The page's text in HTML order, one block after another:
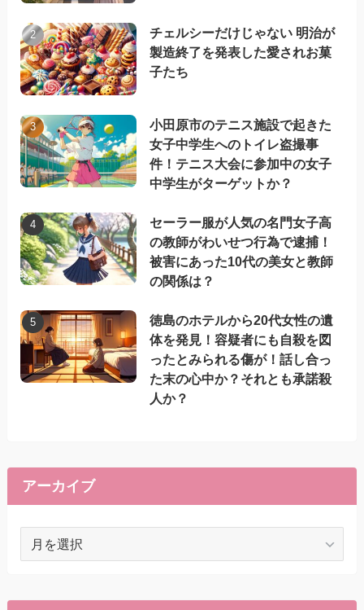
チェルシーだけじゃない 明治が
製造終了を発表した愛されお菓
子たち
小田原市のテニス施設で起きた
女子中学生へのトイレ盗撮事
件！テニス大会に参加中の女子
中学生がターゲットか？
セーラー服が人気の名門女子高
の教師がわいせつ行為で逮捕！
被害にあった10代の美女と教師
の関係は？
徳島のホテルから20代女性の遺
体を発見！容疑者にも自殺を図
ったとみられる傷が！話し合っ
た末の心中か？それとも承諾殺
人か？
アーカイブ